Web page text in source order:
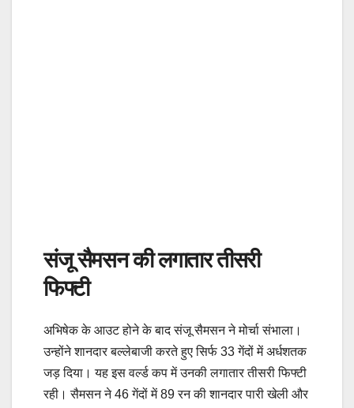
संजू सैमसन की लगातार तीसरी
फिफ्टी
अभिषेक के आउट होने के बाद संजू सैमसन ने मोर्चा संभाला।
उन्होंने शानदार बल्लेबाजी करते हुए सिर्फ 33 गेंदों में अर्धशतक
जड़ दिया। यह इस वर्ल्ड कप में उनकी लगातार तीसरी फिफ्टी
रही। सैमसन ने 46 गेंदों में 89 रन की शानदार पारी खेली और